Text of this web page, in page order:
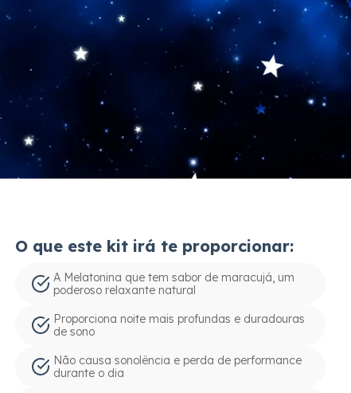
O que este kit irá te proporcionar:
A Melatonina que tem sabor de maracujá, um
poderoso relaxante natural
Proporciona noite mais profundas e duradouras
de sono
Não causa sonolência e perda de performance
durante o dia